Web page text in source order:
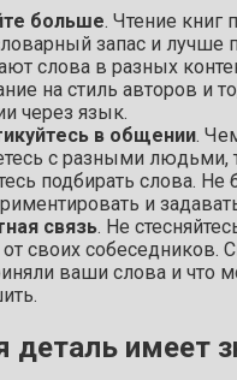
больше. Чтение книг
запас и лучше
слова в разных
на стиль авторов и
через язык.
в общении.
с разными людьми,
подбирать слова. Не
и
связь. Не
своих собеседников.
ваши слова и что
деталь имеет